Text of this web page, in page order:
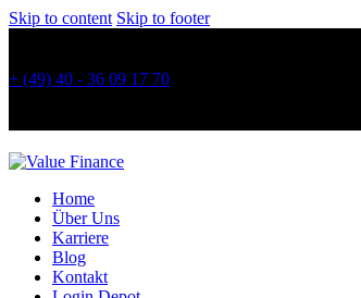
Skip to content Skip to footer
+ (49) 40 - 36 09 17 70
Home
Über Uns
Karriere
Blog
Kontakt